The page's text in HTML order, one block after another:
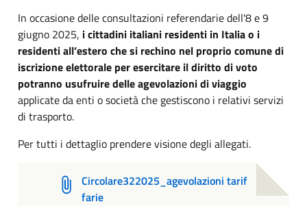
In occasione delle consultazioni referendarie dell'8 e 9
giugno 2025, i cittadini italiani residenti in Italia o i
residenti all’estero che si rechino nel proprio comune di
iscrizione elettorale per esercitare il diritto di voto
potranno usufruire delle agevolazioni di viaggio
applicate da enti o società che gestiscono i relativi servizi
di trasporto.
Per tutti i dettaglio prendere visione degli allegati.
Circolare322025_agevolazioni tarif
farie